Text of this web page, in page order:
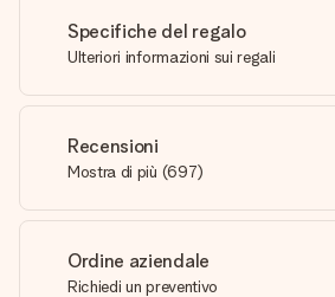
Specifiche del regalo
Ulteriori informazioni sui regali
Recensioni
Mostra di più (697)
Ordine aziendale
Richiedi un preventivo